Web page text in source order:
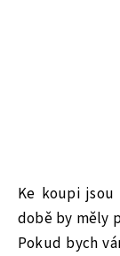
Ke koupi
době by měly
Pokud bych